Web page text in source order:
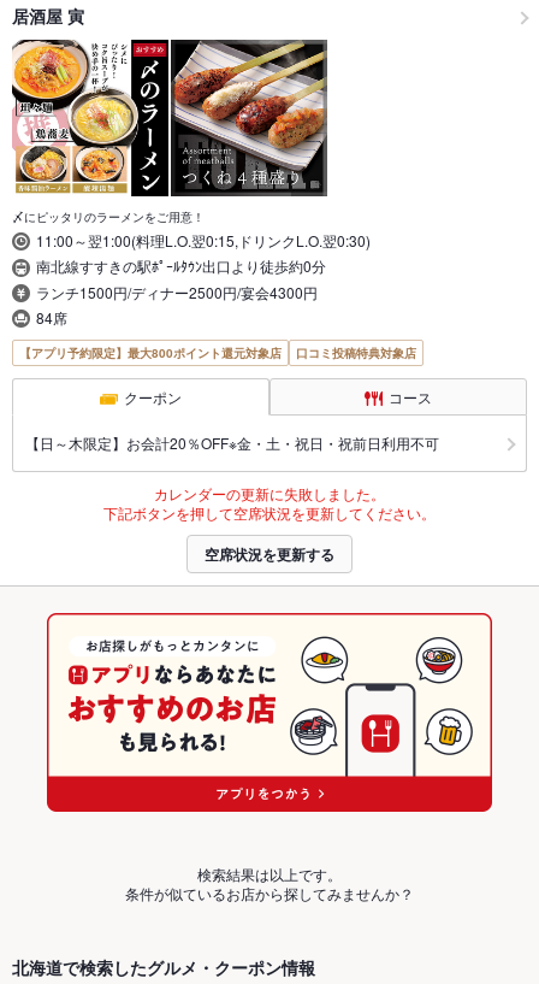
居酒屋 寅
〆にピッタリのラーメンをご用意！
11:00～翌1:00(料理L.O.翌0:15,ドリンクL.O.翌0:30)
南北線すすきの駅ﾎﾟｰﾙﾀｳﾝ出口より徒歩約0分
ランチ1500円/ディナー2500円/宴会4300円
84席
【アプリ予約限定】最大800ポイント還元対象店 口コミ投稿特典対象店
クーポン コース
【日～木限定】お会計20％OFF※金・土・祝日・祝前日利用不可
カレンダーの更新に失敗しました。
下記ボタンを押して空席状況を更新してください。
空席状況を更新する
検索結果は以上です。
条件が似ているお店から探してみませんか？
北海道で検索したグルメ・クーポン情報